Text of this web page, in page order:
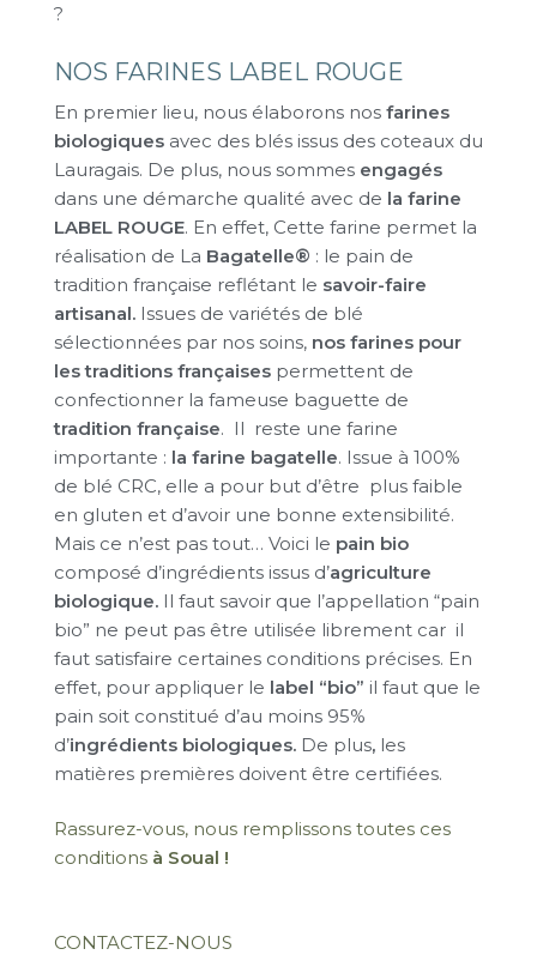
?
NOS FARINES LABEL ROUGE
En premier lieu, nous élaborons nos farines
biologiques avec des blés issus des coteaux du
Lauragais. De plus, nous sommes engagés
dans une démarche qualité avec de la farine
LABEL ROUGE. En effet, Cette farine permet la
réalisation de La Bagatelle® : le pain de
tradition française reflétant le savoir-faire
artisanal. Issues de variétés de blé
sélectionnées par nos soins, nos farines pour
les traditions françaises permettent de
confectionner la fameuse baguette de
tradition française. Il reste une farine
importante : la farine bagatelle. Issue à 100%
de blé CRC, elle a pour but d’être plus faible
en gluten et d’avoir une bonne extensibilité.
Mais ce n’est pas tout… Voici le pain bio
composé d’ingrédients issus d’agriculture
biologique. Il faut savoir que l’appellation “pain
bio” ne peut pas être utilisée librement car il
faut satisfaire certaines conditions précises. En
effet, pour appliquer le label “bio” il faut que le
pain soit constitué d’au moins 95%
d’ingrédients biologiques. De plus, les
matières premières doivent être certifiées.
Rassurez-vous, nous remplissons toutes ces
conditions à Soual !
CONTACTEZ-NOUS